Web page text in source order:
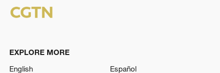
EXPLORE MORE
English
Español